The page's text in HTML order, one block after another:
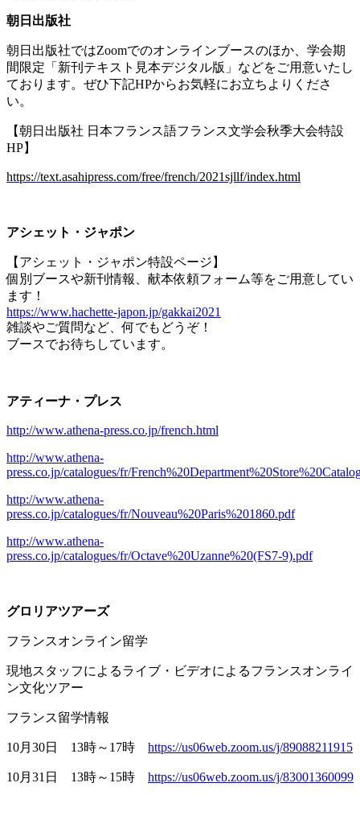
朝日出版社
朝日出版社ではZoomでのオンラインブースのほか、学会期
間限定「新刊テキスト見本デジタル版」などをご用意いたし
ております。ぜひ下記HPからお気軽にお立ちよりくださ
い。
【朝日出版社 日本フランス語フランス文学会秋季大会特設
HP】
https://text.asahipress.com/free/french/2021sjllf/index.html
アシェット・ジャポン
【アシェット・ジャポン特設ページ】
個別ブースや新刊情報、献本依頼フォーム等をご用意してい
ます！
https://www.hachette-japon.jp/gakkai2021
雑談やご質問など、何でもどうぞ！
ブースでお待ちしています。
アティーナ・プレス
http://www.athena-press.co.jp/french.html
http://www.athena-
press.co.jp/catalogues/fr/
http://www.athena-
press.co.jp/catalogues/fr/Nouveau%20Paris%201860.pdf
http://www.athena-
press.co.jp/catalogues/fr/Octave%20Uzanne%20(FS7-9).pdf
グロリアツアーズ
フランスオンライン留学
現地スタッフによるライブ・ビデオによるフランスオンライ
ン文化ツアー
フランス留学情報
10月 30日 13時～ 17時 https://us06web.zoom.us/j/89088211915
10月 31 日 13時～ 15時 https://us06web.zoom.us/j/83001360099